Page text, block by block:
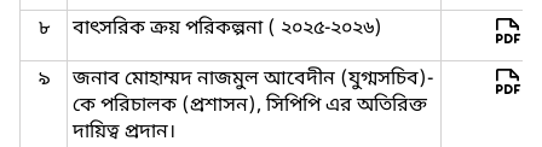
৮
বাৎসরিক ক্রয় পরিকল্পনা ( ২০২৫-২০২৬)
৯
জনাব মোহাম্মদ নাজমুল আবেদীন (যুগ্মসচিব)-
কে পরিচালক (প্রশাসন), সিপিপি এর অতিরিক্ত
দায়িত্ব প্রদান।